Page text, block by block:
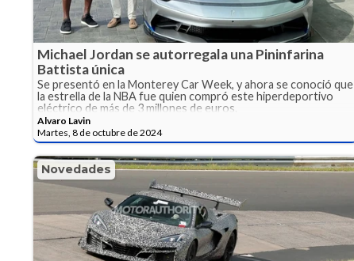
Michael Jordan se autorregala una Pininfarina
Battista única
Se presentó en la Monterey Car Week, y ahora se conoció que
la estrella de la NBA fue quien compró este hiperdeportivo
eléctrico de más de 3 millones de euros.
Alvaro Lavin
Martes, 8 de octubre de 2024
Novedades